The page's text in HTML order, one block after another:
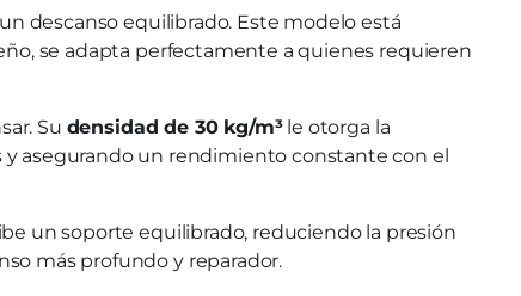
descanso equilibrado. Este modelo está
se adapta perfectamente a quienes requieren
Su densidad de 30 kg/m³le otorga la
asegurando un rendimiento constante con el
un soporte equilibrado, reduciendo la presión
más profundo y reparador.